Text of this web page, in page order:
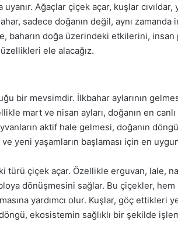
Ağaçlar çiçek açar, kuşlar cıvıldar,
sadece doğanın değil, aynı zamanda
baharın doğa üzerindeki etkilerini,
ele alacağız.
bir mevsimdir. İlkbahar aylarının
mart ve nisan ayları, doğanın en
aktif hale gelmesi, doğanın
yeni yaşamların başlaması için en
türü çiçek açar. Özellikle erguvan, lale,
dönüşmesini sağlar. Bu çiçekler,
yardımcı olur. Kuşlar, göç ettikleri
ekosistemin sağlıklı bir şekilde